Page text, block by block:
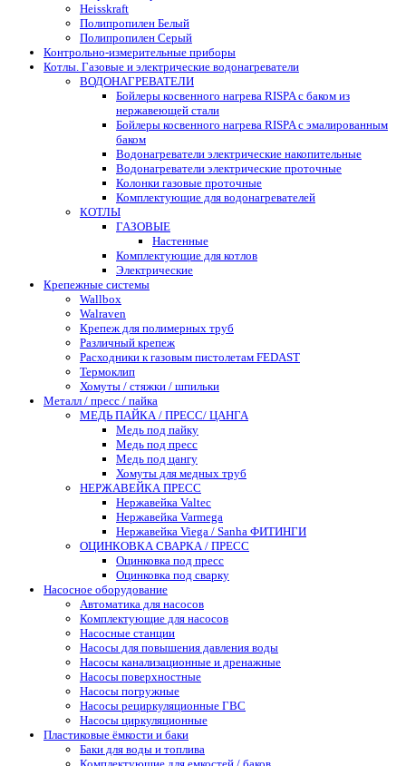
Heisskraft
Полипропилен Белый
Полипропилен Серый
Контрольно-измерительные приборы
Котлы. Газовые и электрические водонагреватели
ВОДОНАГРЕВАТЕЛИ
Бойлеры косвенного нагрева RISPA с баком из
нержавеющей стали
Бойлеры косвенного нагрева RISPA с эмалированным
баком
Водонагреватели электрические накопительные
Водонагреватели электрические проточные
Колонки газовые проточные
Комплектующие для водонагревателей
КОТЛЫ
ГАЗОВЫЕ
Настенные
Комплектующие для котлов
Электрические
Крепежные системы
Wallbox
Walraven
Крепеж для полимерных труб
Различный крепеж
Расходники к газовым пистолетам FEDAST
Термоклип
Хомуты / стяжки / шпильки
Металл / пресс / пайка
МЕДЬ ПАЙКА / ПРЕСС/ ЦАНГА
Медь под пайку
Медь под пресс
Медь под цангу
Хомуты для медных труб
НЕРЖАВЕЙКА ПРЕСС
Нержавейка Valtec
Нержавейка Varmega
Нержавейка Viega / Sanha ФИТИНГИ
ОЦИНКОВКА СВАРКА / ПРЕСС
Оцинковка под пресс
Оцинковка под сварку
Насосное оборудование
Автоматика для насосов
Комплектующие для насосов
Насосные станции
Насосы для повышения давления воды
Насосы канализационные и дренажные
Насосы поверхностные
Насосы погружные
Насосы рециркуляционные ГВС
Насосы циркуляционные
Пластиковые ёмкости и баки
Баки для воды и топлива